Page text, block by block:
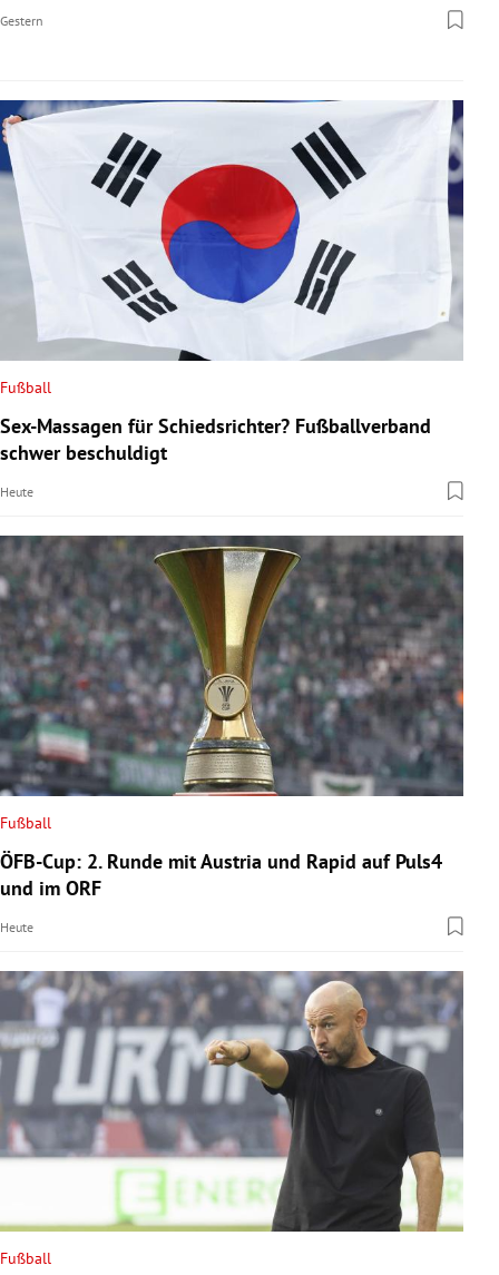
Gestern
Fußball
Sex-Massagen für Schiedsrichter? Fußballverband
schwer beschuldigt
Heute
Fußball
ÖFB-Cup: 2. Runde mit Austria und Rapid auf Puls4
und im ORF
Heute
Fußball